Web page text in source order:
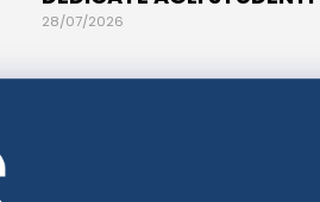
28/07/2026